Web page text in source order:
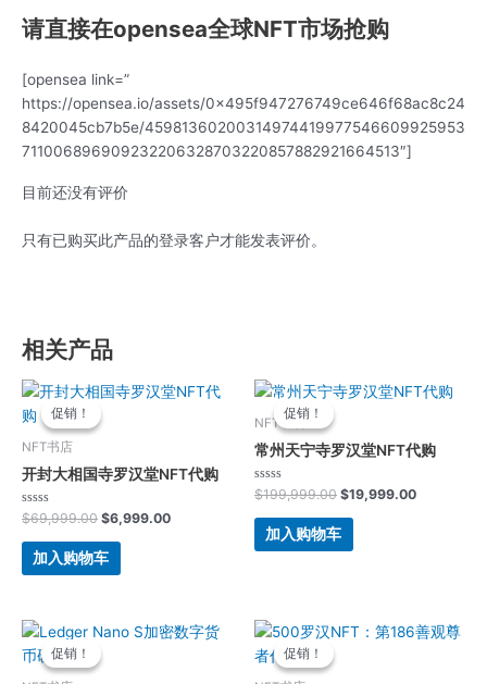
请直接在opensea全球NFT市场抢购
[opensea link=”
https://opensea.io/assets/0x495f947276749ce646f68ac8c24
8420045cb7b5e/45981360200314974419977546609925953
711006896909232206328703220857882921664513″]
目前还没有评价
只有已购买此产品的登录客户才能发表评价。
相关产品
促销！
促销！
NFT书店
开封大相国寺罗汉堂NFT代购
评
分
0
&sol;
$69,999.00
原
价
为：
$6,999.00
当
前
$6,999.00。
加入购物车
促销！
促销！
NFT书店
常州天宁寺罗汉堂NFT代购
评
分
0
&sol;
$199,999.00
原
价
$199,999.00。
$19,999.00
当
前
格
为：
加入购物车
促销！
促销！
原
为：
当
前
促销！
促销！
原
为：
当